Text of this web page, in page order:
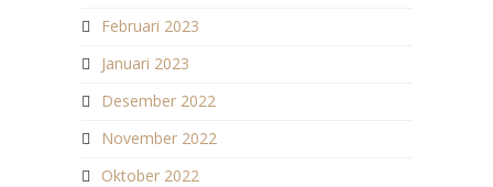
Februari 2023
Januari 2023
Desember 2022
November 2022
Oktober 2022